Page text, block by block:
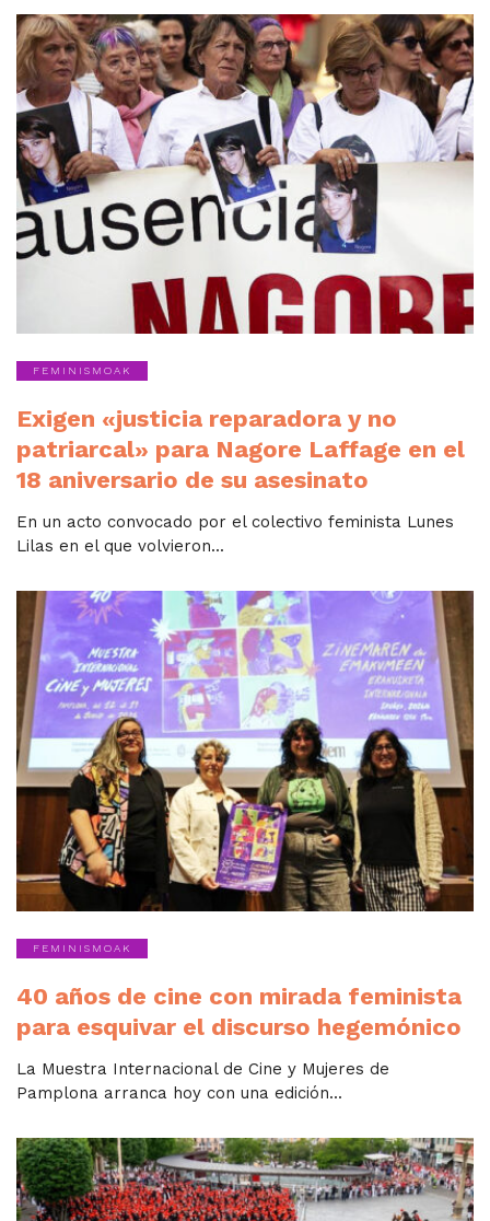
FEMINISMOAK
Exigen «justicia reparadora y no
patriarcal» para Nagore Laffage en el
18 aniversario de su asesinato
En un acto convocado por el colectivo feminista Lunes
Lilas en el que volvieron...
FEMINISMOAK
40 años de cine con mirada feminista
para esquivar el discurso hegemónico
La Muestra Internacional de Cine y Mujeres de
Pamplona arranca hoy con una edición...